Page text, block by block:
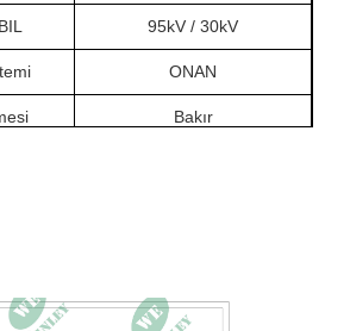
95kV / 30kV
ONAN
Bakır
481W